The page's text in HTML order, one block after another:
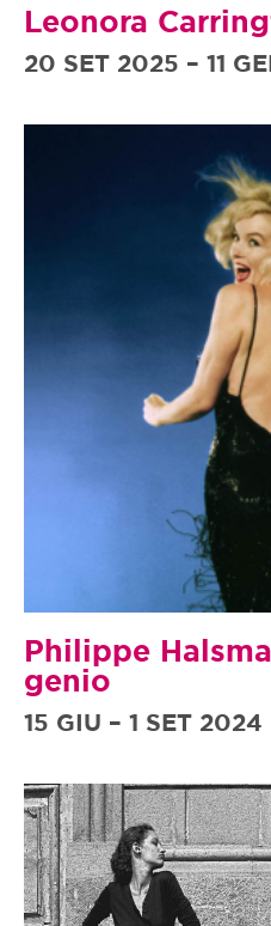
Leonora
20 SET 2025 – 11
Philippe
genio
15 GIU – 1 SET 2024